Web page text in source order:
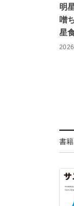
明
噌
星
書